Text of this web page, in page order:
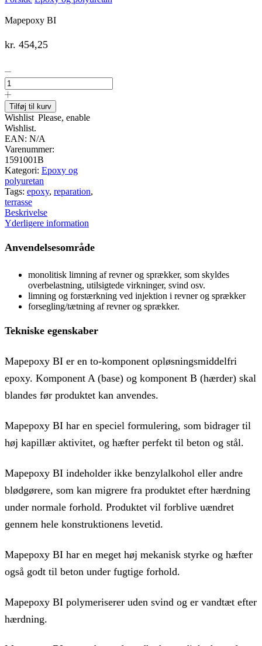
Mapepoxy BI
kr. 454,25
Mapepoxy
antal
Tilføj til kurv
Wishlist Please, enable
Wishlist.
EAN: N/A
Varenummer:
1591001B
Kategori: Epoxy og
polyuretan
Tags: epoxy, reparation,
terrasse
Beskrivelse
Yderligere information
Anvendelsesområde
monolitisk limning af revner og sprækker, som skyldes
overbelastning, utilsigtede virkninger, svind osv.
limning og forstærkning ved injektion i revner og sprækker
forsegling/tætning af revner og sprækker.
Tekniske egenskaber
Mapepoxy BI er en to-komponent opløsningsmiddelfri
epoxy. Komponent A (base) og komponent B (hærder) skal
blandes før produktet kan anvendes.
Mapepoxy BI har en speciel formulering, som bidrager til
høj kapillær aktivitet, og hæfter perfekt til beton og stål.
Mapepoxy BI indeholder ikke benzylalkohol eller andre
blødgørere, som kan migrere fra produktet efter hærdning
under normale forhold. Produktet vil forblive uændret
gennem hele konstruktionens levetid.
Mapepoxy BI har en meget høj mekanisk styrke og hæfter
også godt til beton under fugtige forhold.
Mapepoxy BI polymeriserer uden svind og er vandtæt efter
hærdning.